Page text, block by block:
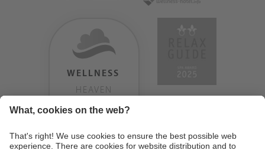
WELLNESS
HEAVEN
TESTERGEBNIS: